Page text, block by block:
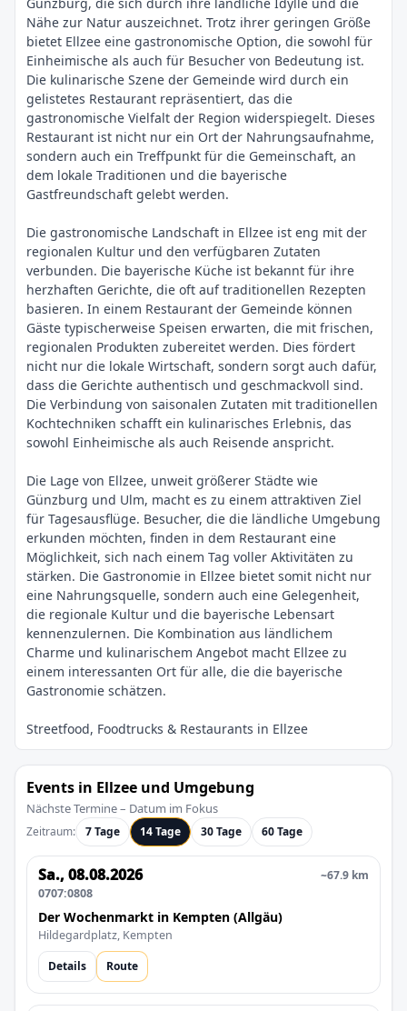
Nähe zur Natur auszeichnet. Trotz ihrer geringen Größe
bietet Ellzee eine gastronomische Option, die sowohl für
Einheimische als auch für Besucher von Bedeutung ist.
Die kulinarische Szene der Gemeinde wird durch ein
gelistetes Restaurant repräsentiert, das die
gastronomische Vielfalt der Region widerspiegelt. Dieses
Restaurant ist nicht nur ein Ort der Nahrungsaufnahme,
sondern auch ein Treffpunkt für die Gemeinschaft, an
dem lokale Traditionen und die bayerische
Gastfreundschaft gelebt werden.
Die gastronomische Landschaft in Ellzee ist eng mit der
regionalen Kultur und den verfügbaren Zutaten
verbunden. Die bayerische Küche ist bekannt für ihre
herzhaften Gerichte, die oft auf traditionellen Rezepten
basieren. In einem Restaurant der Gemeinde können
Gäste typischerweise Speisen erwarten, die mit frischen,
regionalen Produkten zubereitet werden. Dies fördert
nicht nur die lokale Wirtschaft, sondern sorgt auch dafür,
dass die Gerichte authentisch und geschmackvoll sind.
Die Verbindung von saisonalen Zutaten mit traditionellen
Kochtechniken schafft ein kulinarisches Erlebnis, das
sowohl Einheimische als auch Reisende anspricht.
Die Lage von Ellzee, unweit größerer Städte wie
Günzburg und Ulm, macht es zu einem attraktiven Ziel
für Tagesausflüge. Besucher, die die ländliche Umgebung
erkunden möchten, finden in dem Restaurant eine
Möglichkeit, sich nach einem Tag voller Aktivitäten zu
stärken. Die Gastronomie in Ellzee bietet somit nicht nur
eine Nahrungsquelle, sondern auch eine Gelegenheit,
die regionale Kultur und die bayerische Lebensart
kennenzulernen. Die Kombination aus ländlichem
Charme und kulinarischem Angebot macht Ellzee zu
einem interessanten Ort für alle, die die bayerische
Events in Ellzee und Umgebung
Nächste Termine – Datum im Fokus
Zeitraum: 7 Tage 14 Tage 30 Tage 60 Tage
Sa., 08.08.2026
0707:0808
~67.9 km
Der Wochenmarkt in Kempten (Allgäu)
Hildegardplatz, Kempten
Details
Route